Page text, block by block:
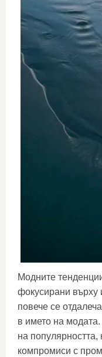
Модните
фокусирани върху
повече се
в името на
на
компромиси с